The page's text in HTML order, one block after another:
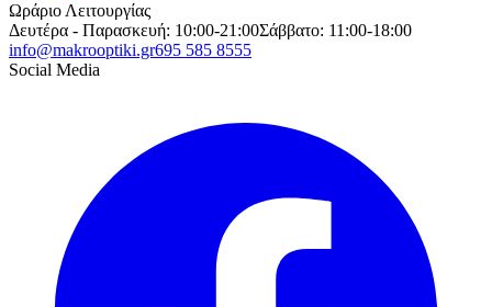
Ωράριο Λειτουργίας
Δευτέρα - Παρασκευή: 10:00-21:00Σάββατο: 11:00-18:00
info@makrooptiki.gr695 585 8555
Social Media